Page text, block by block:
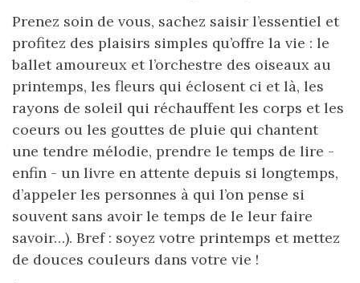
Prenez soin de vous, sachez saisir l’essentiel et
profitez des plaisirs simples qu’offre la vie : le
ballet amoureux et l’orchestre des oiseaux au
printemps, les fleurs qui éclosent ci et là, les
rayons de soleil qui réchauffent les corps et les
coeurs ou les gouttes de pluie qui chantent
une tendre mélodie, prendre le temps de lire -
enfin - un livre en attente depuis si longtemps,
d’appeler les personnes à qui l’on pense si
souvent sans avoir le temps de le leur faire
savoir…). Bref : soyez votre printemps et mettez
de douces couleurs dans votre vie !